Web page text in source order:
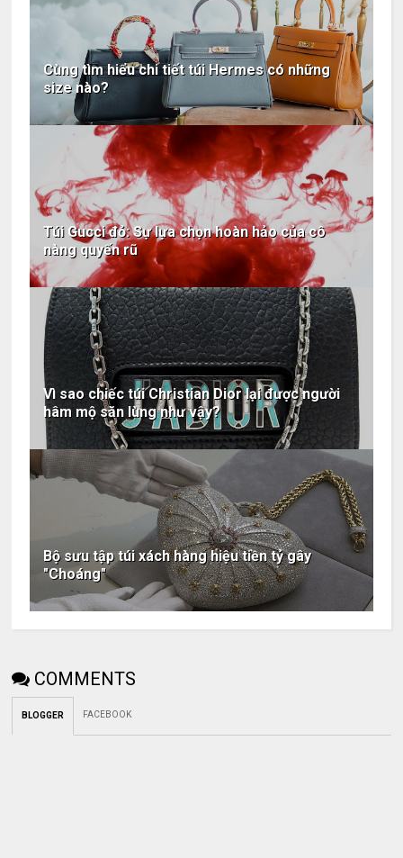
Cùng tìm hiểu chi tiết túi Hermes có những
size nào?
Túi Gucci đỏ: Sự lựa chọn hoàn hảo của cô
nàng quyến rũ
Vì sao chiếc túi Christian Dior lại được người
hâm mộ săn lùng như vậy?
Bộ sưu tập túi xách hàng hiệu tiền tỷ gây
"Choáng"
COMMENTS
BLOGGER FACEBOOK